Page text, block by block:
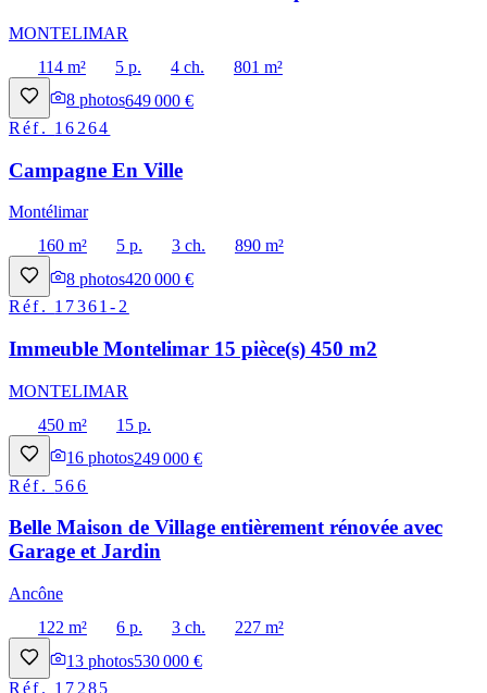
MONTELIMAR
114 m²
5 p. 4 ch.
801 m²
8 photos649 000 €
Réf. 16264
Campagne En Ville
Montélimar
160 m²
5 p. 3 ch.
890 m²
8 photos420 000 €
Réf. 17361-2
Immeuble Montelimar 15 pièce(s) 450 m2
MONTELIMAR
450 m²
15 p.
16 photos249 000 €
Réf. 566
Belle Maison de Village entièrement rénovée avec
Garage et Jardin
Ancône
122 m²
6 p. 3 ch.
227 m²
13 photos530 000 €
Réf. 17285